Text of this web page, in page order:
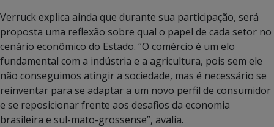
Verruck explica ainda que durante sua participação, será
proposta uma reflexão sobre qual o papel de cada setor no
cenário econômico do Estado. “O comércio é um elo
fundamental com a indústria e a agricultura, pois sem ele
não conseguimos atingir a sociedade, mas é necessário se
reinventar para se adaptar a um novo perfil de consumidor
e se reposicionar frente aos desafios da economia
brasileira e sul-mato-grossense”, avalia.